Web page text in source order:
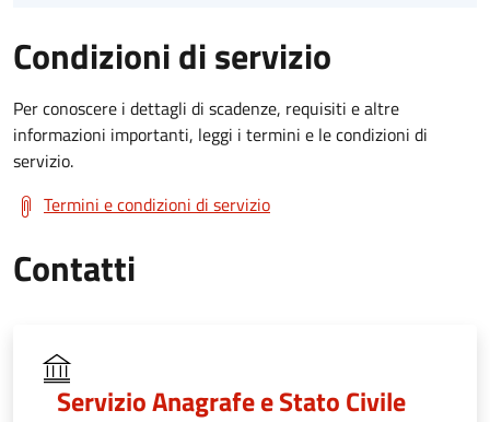
Condizioni di servizio
Per conoscere i dettagli di scadenze, requisiti e altre
informazioni importanti, leggi i termini e le condizioni di
servizio.
Termini e condizioni di servizio
Contatti
Servizio Anagrafe e Stato Civile